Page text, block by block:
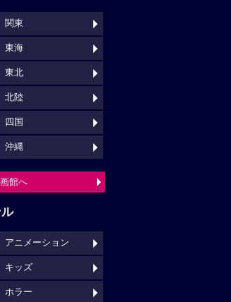
関東
東海
東北
北陸
四国
沖縄
館へ
アニメーション
キッズ
ホラー